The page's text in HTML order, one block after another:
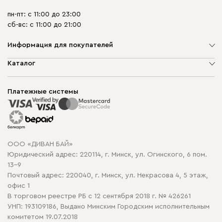
пн-пт: с 11:00 до 23:00
сб-вс: с 11:00 до 21:00
Информация для покупателей
О компании
Способы оплаты
Рассрочка и кредит
Гарантия
Карта сайта
Политика конфиденциальности
Политика в отношении обработки cookie
Каталог
Корпусная мебель
Распродажа мебели
Платежные системы
ООО «ДИВАН БАЙ»
Юридический адрес: 220114, г. Минск, ул. Огинского, 6 пом.
13-9
Почтовый адрес: 220040, г. Минск, ул. Некрасова 4, 5 этаж,
офис 1
В торговом реестре РБ с 12 сентября 2018 г. № 426261
УНП: 193109186, Выдано Минским Городским исполнительным
комитетом 19.07.2018